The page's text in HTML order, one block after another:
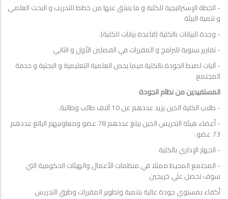
- الخطة الإستراتيجية للكلية و ما ينبثق عنها من خطط للتدريب و البحث العلمي
و تنمية البيئة
- وحدة للبيانات بالكلية (قاعدة بيانات للكلية).
- تقارير سنوية للبرامج و المقررات في الفصلين الأول و الثاني
- آليات لضبط الجودة بالكلية فيما يخص العلمية التعليمية و البحثية و خدمة
المجتمع
المستفيدين من نظام الجودة
- طلاب الكلية الذين يزيد عددهم عن 10 آلاف طالب وطالبة.
- أعضاء هيئة التدريس الذين يبلغ عددهم 78 عضو ومعاونيهم البالغ عددهم
73 عضو.
- الجهاز الإداري بالكلية
- المجتمع المحيط ممثلا في منظمات الأعمال والهيئات الحكومية التي
سوف تحصل علي خريجين
أكفاء بمستوي جودة عالية بتنمية وتطوير المقررات وطرق التدريس